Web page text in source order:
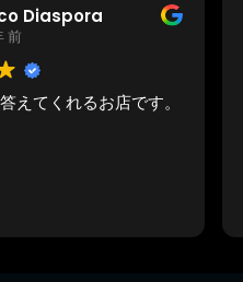
の由来
前
相談にのってくれる